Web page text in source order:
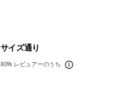
サイズ通り
80% レビュアーのうち